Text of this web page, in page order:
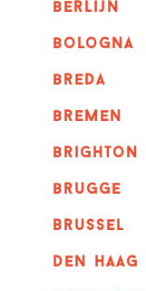
berlijn
bologna
breda
bremen
brighton
brugge
Brussel
Den haag